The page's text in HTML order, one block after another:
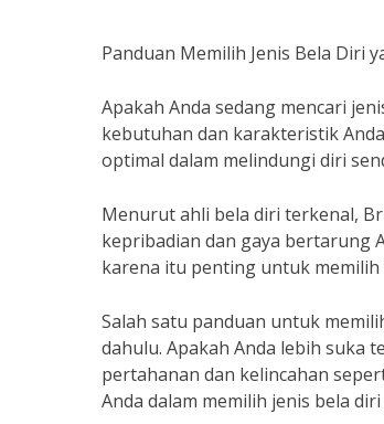
Panduan Memilih Jenis Bela Diri
Apakah Anda sedang mencari
kebutuhan dan karakteristik
optimal dalam melindungi diri
Menurut ahli bela diri terkenal,
kepribadian dan gaya bertarung
karena itu penting untuk memilih
Salah satu panduan untuk
dahulu. Apakah Anda lebih suka
pertahanan dan kelincahan
Anda dalam memilih jenis bela